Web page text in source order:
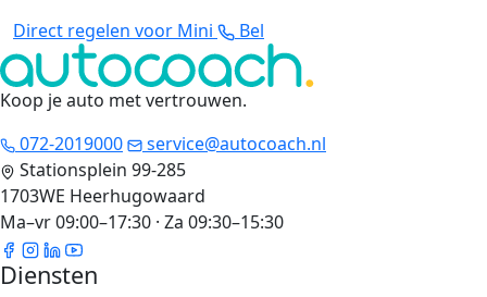
Direct regelen voor Mini
Bel
Koop je auto met vertrouwen.
072-2019000
service@autocoach.nl
Stationsplein 99-285
1703WE Heerhugowaard
Ma–vr 09:00–17:30 · Za 09:30–15:30
Diensten